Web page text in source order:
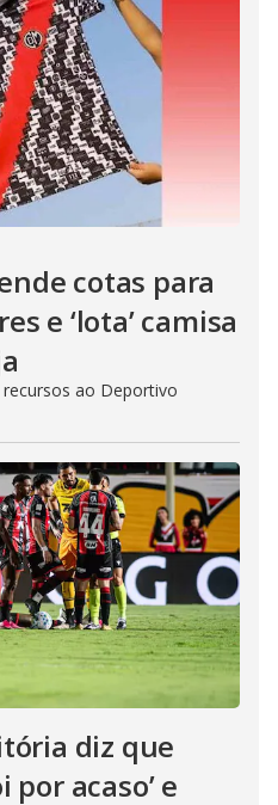
cotas para
e ‘lota’ camisa
ao Deportivo
diz que
por acaso’ e